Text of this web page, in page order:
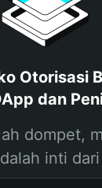
Otorisasi
dan
dompet,
inti